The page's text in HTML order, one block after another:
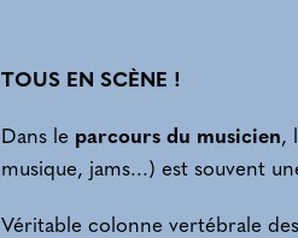
TOUS EN SCÈNE !
Dans le parcours du musicien,
musique, jams...) est souvent
Véritable colonne vertébrale